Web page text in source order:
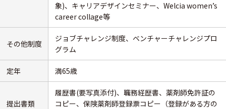
象)、キャリアデザインセミナー、Welcia women’s
career collage等
その他制度
ジョブチャレンジ制度、ベンチャーチャレンジプロ
グラム
定年 満65歳
提出書類
履歴書(要写真添付)、職務経歴書、薬剤師免許証の
コピー、保険薬剤師登録票コピー（登録がある方の